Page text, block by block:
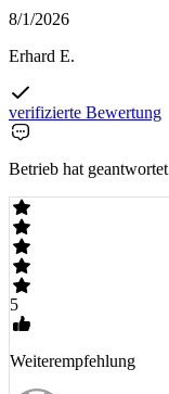
8/1/2026
Erhard E.
verifizierte Bewertung
Betrieb hat geantwortet
5
Weiterempfehlung